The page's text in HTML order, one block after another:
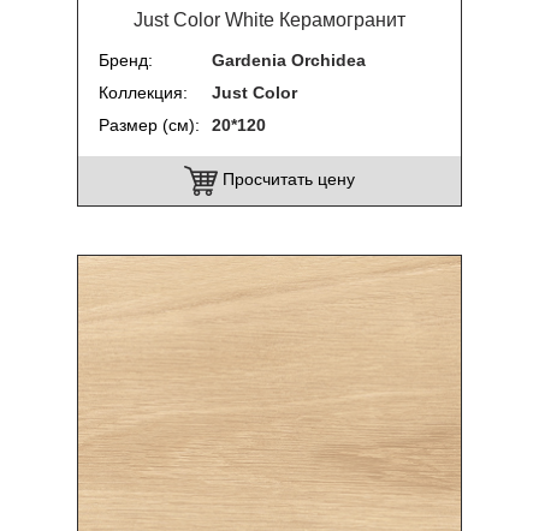
Just Color White Керамогранит
Бренд
Gardenia Orchidea
Коллекция
Just Color
Размер (см)
20*120
Просчитать цену